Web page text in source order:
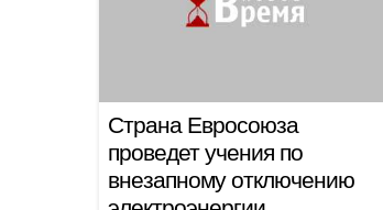
Страна Евросоюза
проведет учения по
внезапному отключению